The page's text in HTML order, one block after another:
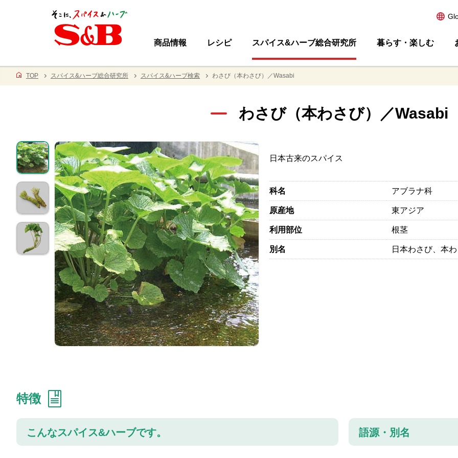
商品情報 レシピ スパイス&ハーブ総合研究所 暮らす・楽しむ
TOP スパイス&ハーブ総合研究所 スパイス&ハーブ検索 わさび（本わさび）／Wasabi
わさび（本わさび）／Wasabi
日本古来のスパイス
科名 アブラナ科
原産地 東アジア
利用部位 根茎
別名 日本わさび、本
特徴
こんなスパイス&ハーブです。 語源・別名